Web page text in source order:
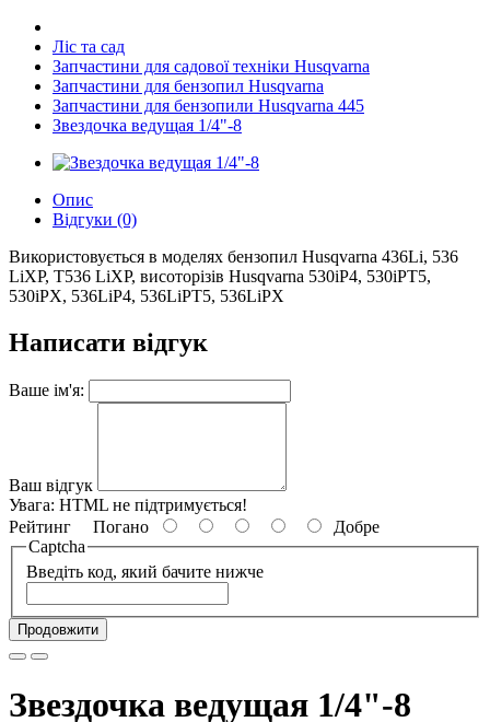
Ліс та сад
Запчастини для садової техніки Husqvarna
Запчастини для бензопил Husqvarna
Запчастини для бензопили Husqvarna 445
Звездочка ведущая 1/4"-8
Опис
Відгуки (0)
Використовується в моделях бензопил Husqvarna 436Li, 536
LiXP, T536 LiXP, висоторізів Husqvarna 530iP4, 530iPT5,
530iPX, 536LiP4, 536LiPT5, 536LiPX
Написати відгук
Ваше ім'я:
Ваш відгук
Увага: HTML не підтримується!
Рейтинг Погано
Добре
Captcha
Введіть код, який бачите нижче
Продовжити
Звездочка ведущая 1/4"-8